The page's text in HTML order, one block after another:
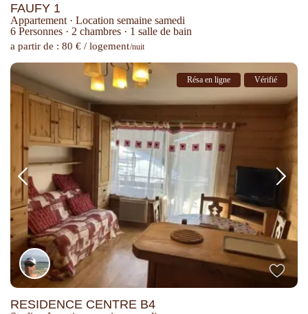
FAUFY 1
Appartement · Location semaine samedi
6 Personnes · 2 chambres · 1 salle de bain
a partir de : 80 € / logement/nuit
Résa en ligne Vérifié
RESIDENCE CENTRE B4